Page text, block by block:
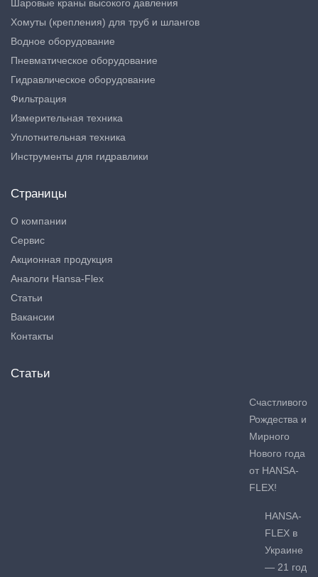
Шаровые краны высокого давления
Хомуты (крепления) для труб и шлангов
Водное оборудование
Пневматическое оборудование
Гидравлическое оборудование
Фильтрация
Измерительная техника
Уплотнительная техника
Инструменты для гидравлики
Страницы
О компании
Сервис
Акционная продукция
Аналоги Hansa-Flex
Статьи
Вакансии
Контакты
Статьи
Счастливого
Рождества и
Мирного
Нового года
от HANSA-
FLEX!
HANSA-
FLEX в
Украине
— 21 год